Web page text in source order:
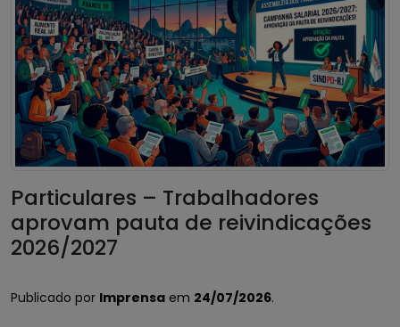
Particulares – Trabalhadores
aprovam pauta de reivindicações
2026/2027
Publicado por Imprensa em 24/07/2026.